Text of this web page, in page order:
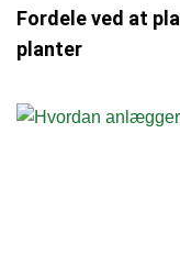
Fordele ved at
planter